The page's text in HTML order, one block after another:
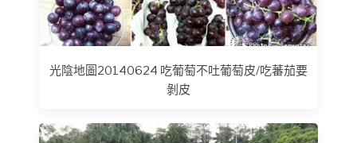
光陰地圖20140624 吃葡萄不吐葡萄皮/吃蕃茄要
剝皮